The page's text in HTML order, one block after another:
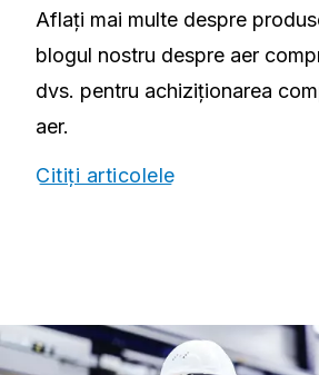
Aflați mai multe despre
blogul nostru despre aer
dvs. pentru achiziționarea
aer.
Citiți articolele